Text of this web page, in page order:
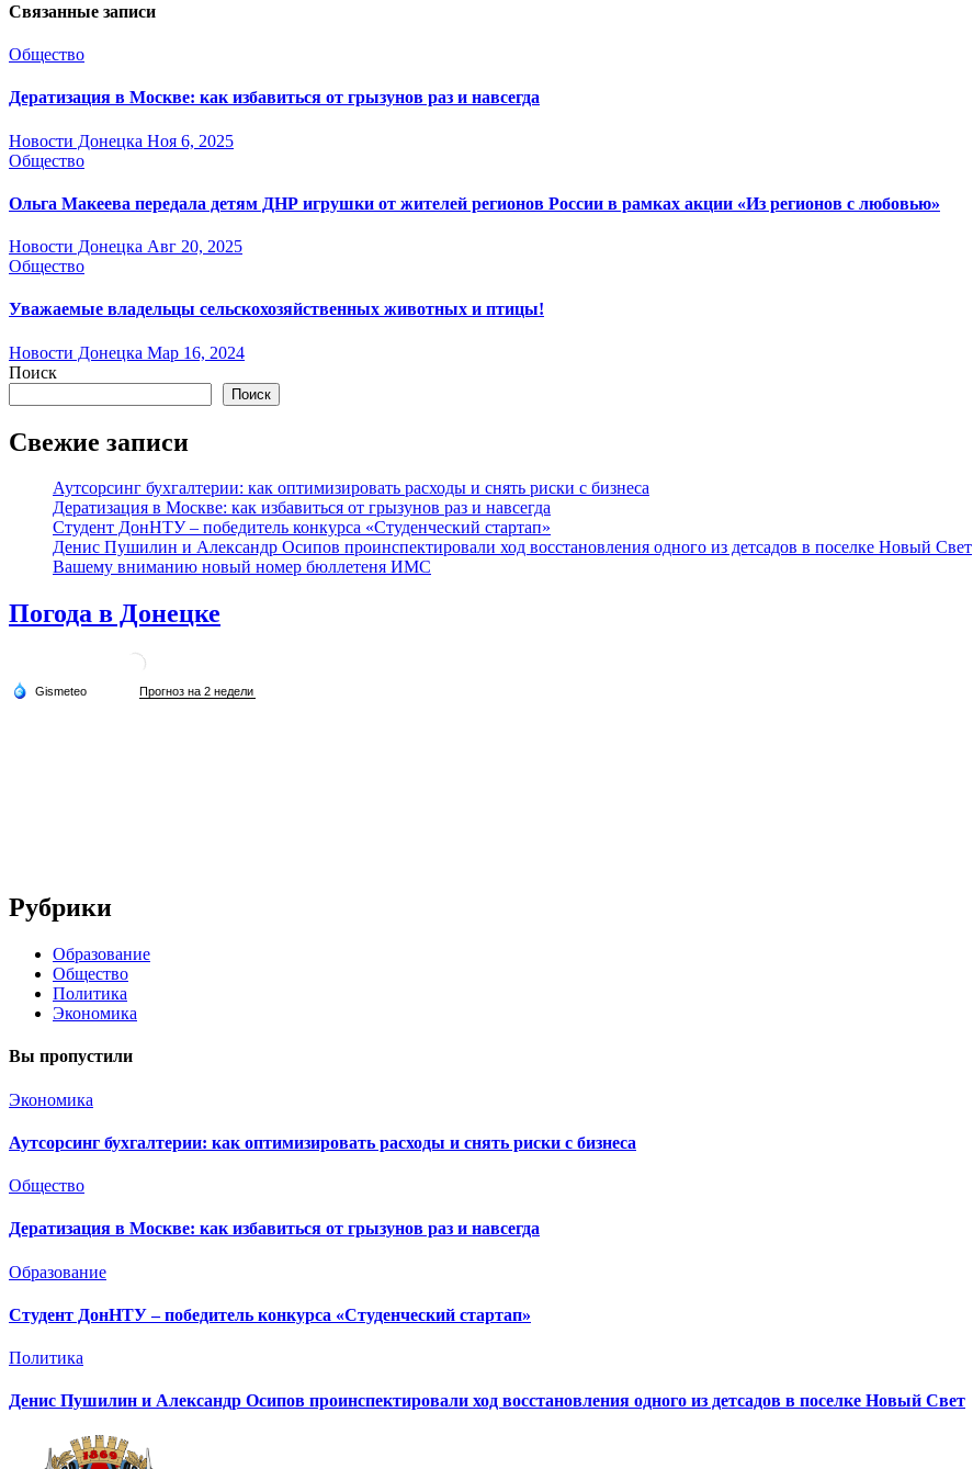
Связанные записи
Общество
Дератизация в Москве: как избавиться от грызунов раз и навсегда
Новости Донецка Ноя 6, 2025
Общество
Ольга Макеева передала детям ДНР игрушки от жителей регионов России в рамках акции «Из регионов с любовью»
Новости Донецка Авг 20, 2025
Общество
Уважаемые владельцы сельскохозяйственных животных и птицы!
Новости Донецка Мар 16, 2024
Поиск
Поиск
Свежие записи
Аутсорсинг бухгалтерии: как оптимизировать расходы и снять риски с бизнеса
Дератизация в Москве: как избавиться от грызунов раз и навсегда
Студент ДонНТУ – победитель конкурса «Студенческий стартап»
Денис Пушилин и Александр Осипов проинспектировали ход восстановления одного из детсадов в поселке Новый Свет
Вашему вниманию новый номер бюллетеня ИМС
Погода в Донецке
Рубрики
Образование
Общество
Политика
Экономика
Вы пропустили
Экономика
Аутсорсинг бухгалтерии: как оптимизировать расходы и снять риски с бизнеса
Общество
Дератизация в Москве: как избавиться от грызунов раз и навсегда
Образование
Студент ДонНТУ – победитель конкурса «Студенческий стартап»
Политика
Денис Пушилин и Александр Осипов проинспектировали ход восстановления одного из детсадов в поселке Новый Свет